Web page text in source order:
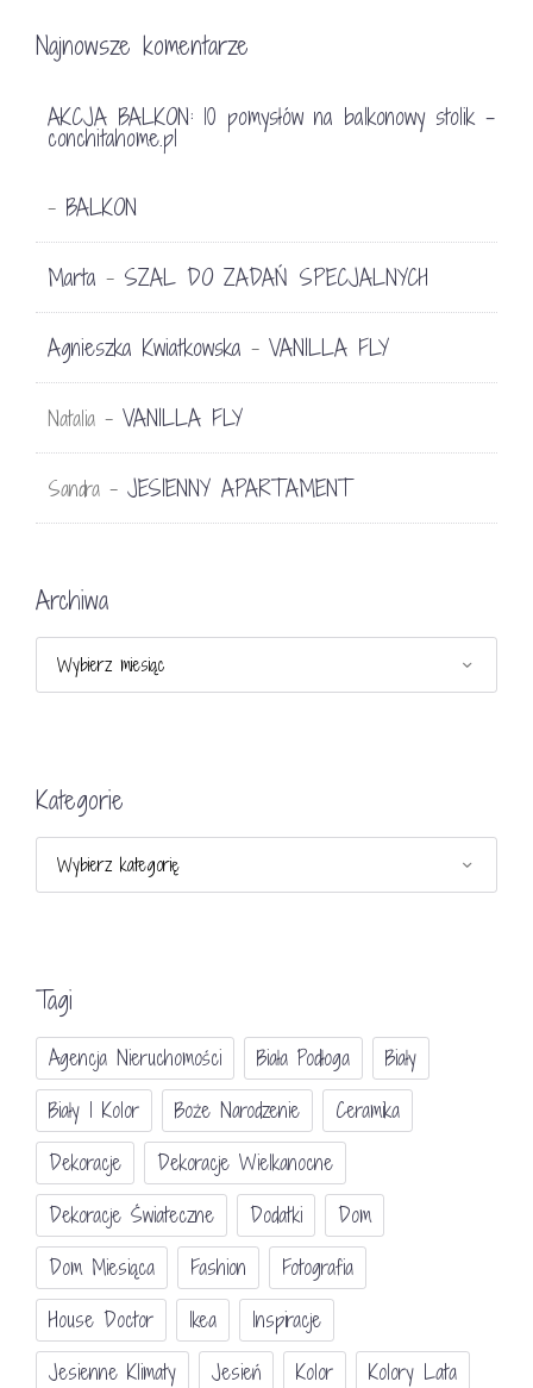
Najnowsze komentarze
AKCJA BALKON: 10 pomysłów na balkonowy stolik -
conchitahome.pl
- BALKON
Marta - SZAL DO ZADAŃ SPECJALNYCH
Agnieszka Kwiatkowska - VANILLA FLY
Natalia - VANILLA FLY
Sandra - JESIENNY APARTAMENT
Archiwa
Kategorie
Tagi
Agencja Nieruchomości Biała Podłoga
Biały
Biały I Kolor
Boże Narodzenie
Ceramika
Dekoracje
Dekoracje Wielkanocne
Dekoracje Świateczne
Dodatki
Dom
Dom Miesiąca
Fashion
Fotografia
House Doctor
Ikea
Inspiracje
Jesienne Klimaty
Jesień Kolor
Kolory Lata